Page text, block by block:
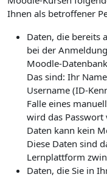
Ihnen als betroffener
Daten, die bereits
bei der
Moodle-
Das sind: Ihr
Username (ID-
Falle eines
wird das Passwort
Daten kann kein
Diese Daten sind
Lernplattform
Daten, die Sie in